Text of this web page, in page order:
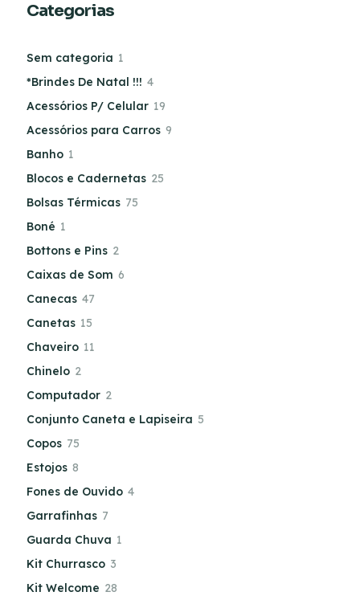
Categorias
Sem categoria 1
*Brindes De Natal !!! 4
Acessórios P/ Celular 19
Acessórios para Carros 9
Banho 1
Blocos e Cadernetas 25
Bolsas Térmicas 75
Boné 1
Bottons e Pins 2
Caixas de Som 6
Canecas 47
Canetas 15
Chaveiro 11
Chinelo 2
Computador 2
Conjunto Caneta e Lapiseira 5
Copos 75
Estojos 8
Fones de Ouvido 4
Garrafinhas 7
Guarda Chuva 1
Kit Churrasco 3
Kit Welcome 28